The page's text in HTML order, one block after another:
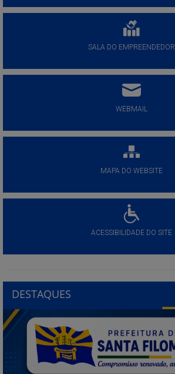
SALA DO EMPREENDEDOR
WEBMAIL
MAPA DO WEBSITE
ACESSIBILIDADE DO SITE
DESTAQUES